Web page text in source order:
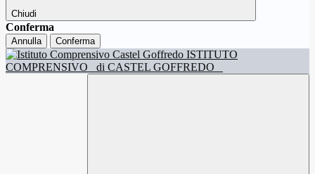
Chiudi
Conferma
Annulla Conferma
ISTITUTO
COMPRENSIVO
di CASTEL GOFFREDO